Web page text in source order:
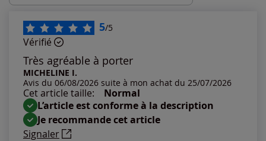
Les plus récents
Les plus anciens
Notes les plus élevées
Notes les plus basses
5/5
Vérifié
Très agréable à porter
MICHELINE I.
Avis du 06/08/2026 suite à mon achat du 25/07/2026
Cet article taille:
Normal
L’article est conforme à la description
Je recommande cet article
Signaler